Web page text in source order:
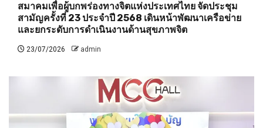
สมาคมเพื่อผู้บกพร่องทางจิตแห่งประเทศไทย จัดประชุม
สามัญครั้งที่ 23 ประจำปี 2568 เดินหน้าพัฒนาเครือข่าย
และยกระดับการดำเนินงานด้านสุขภาพจิต
23/07/2026 admin